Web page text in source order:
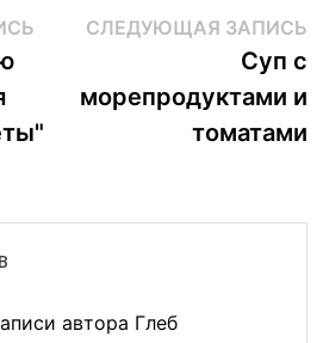
Предыдущая
СЛЕДУЮЩАЯ ЗАПИСЬ
Суп с
морепродуктами и
томатами
автора Глеб